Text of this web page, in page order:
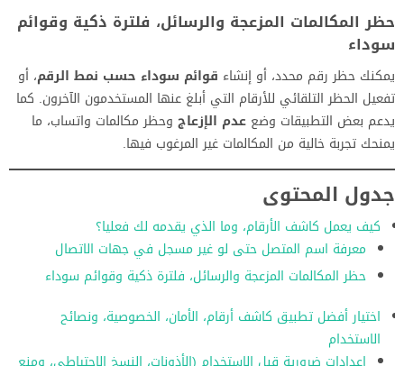
حظر المكالمات المزعجة والرسائل، فلترة ذكية وقوائم
سوداء
يمكنك حظر رقم محدد، أو إنشاء قوائم سوداء حسب نمط الرقم، أو
تفعيل الحظر التلقائي للأرقام التي أبلغ عنها المستخدمون الآخرون. كما
يدعم بعض التطبيقات وضع عدم الإزعاج وحظر مكالمات واتساب، ما
يمنحك تجربة خالية من المكالمات غير المرغوب فيها.
جدول المحتوى
كيف يعمل كاشف الأرقام، وما الذي يقدمه لك فعليا؟
معرفة اسم المتصل حتى لو غير مسجل في جهات الاتصال
حظر المكالمات المزعجة والرسائل، فلترة ذكية وقوائم سوداء
اختيار أفضل تطبيق كاشف أرقام، الأمان، الخصوصية، ونصائح
الاستخدام